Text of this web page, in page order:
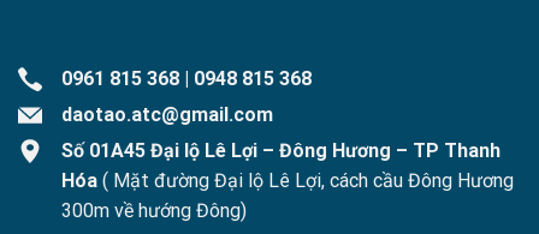
0961 815 368 | 0948 815 368
daotao.atc@gmail.com
Số 01A45 Đại lộ Lê Lợi – Đông Hương – TP Thanh
Hóa ( Mặt đường Đại lộ Lê Lợi, cách cầu Đông Hương
300m về hướng Đông)